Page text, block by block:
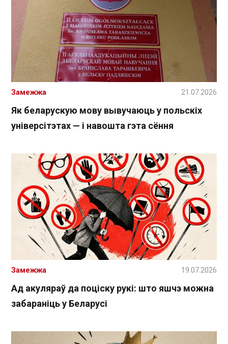
Як беларускую мову вывучаюць у польскіх
універсітэтах — і навошта гэта сёння
Замежжа 21.07.2026
Ад акуляраў да поціску рукі: што яшчэ можна
забараніць у Беларусі
Замежжа 19.07.2026